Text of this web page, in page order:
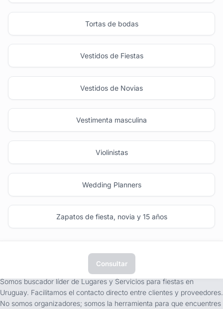
Tortas de bodas
Vestidos de Fiestas
Vestidos de Novias
Vestimenta masculina
Violinistas
Wedding Planners
Zapatos de fiesta, novia y 15 años
Consultar
Somos buscador líder de Lugares y Servicios para fiestas en
Uruguay. Facilitamos el contacto directo entre clientes y proveedores.
No somos organizadores; somos la herramienta para que encuentres